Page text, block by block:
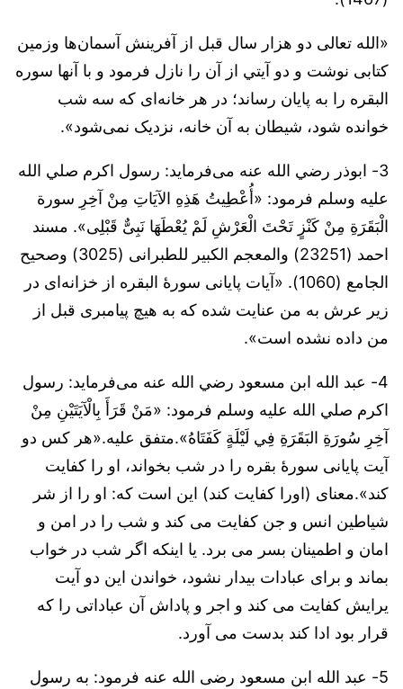
«الله تعالی دو هزار سال قبل از آفرینش آسمان‌ها وزمین
کتابی نوشت و دو آیتي از آن را نازل فرمود و با آنها سوره
البقره را به پایان رساند؛ در هر خانه‌ای که سه شب
خوانده شود، شیطان به آن خانه، نزدیک نمی‌شود».
3- ابوذر رضي الله عنه می‌فرماید: رسول اکرم صلي الله
عليه وسلم فرمود: «أُعْطِيتُ هَذِهِ الآيَاتِ مِنْ آخِرِ سورة
الْبَقَرَةِ مِنْ كَنْزٍ تَحْتَ الْعَرْشِ لَمْ يُعْطَهَا نَبِىٌّ قَبْلِى». مسند
احمد (23251) والمعجم الکبیر للطبرانی (3025) وصحیح
الجامع (1060). «آیات پایانی سورۀ البقره از خزانه‌ای در
زیر عرش به من عنایت شده که به هیچ پیامبری قبل از
من داده نشده است».
4- عبد الله ابن مسعود رضي الله عنه می‌فرماید: رسول
اکرم صلي الله عليه وسلم فرمود: «مَنْ قَرَأَ بِالْآيَتَيْنِ مِنْ
آخِرِ سُورَةِ البَقَرَةِ فِي لَيْلَةٍ كَفَتَاهُ».متفق علیه.«هر کس دو
آیت پایانی سورۀ بقره را در شب بخواند، او را کفایت
كند».معنای (اورا کفایت کند) این است که: او را از شر
شیاطین انس و جن کفایت می کند و شب را در امن و
امان و اطمینان بسر می برد. یا اینکه اگر شب در خواب
بماند و برای عبادات بیدار نشود، خواندن این دو آیت
یرایش کفایت می کند و اجر و پاداش آن عباداتی را که
قرار بود ادا کند بدست می آورد.
5- عبد الله ابن مسعود رضی الله عنه فرمود: به رسول